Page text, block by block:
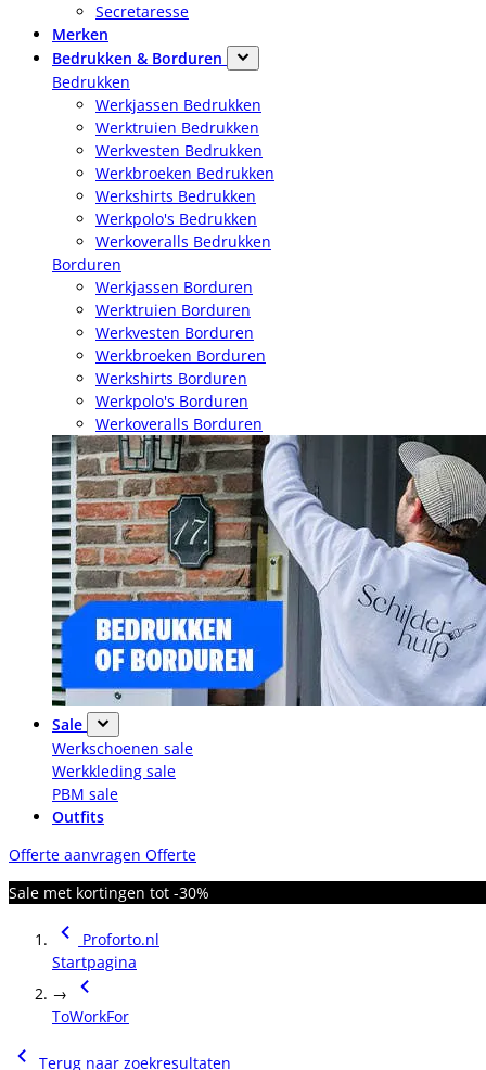
Secretaresse
Merken
Bedrukken & Borduren
Bedrukken
Werkjassen Bedrukken
Werktruien Bedrukken
Werkvesten Bedrukken
Werkbroeken Bedrukken
Werkshirts Bedrukken
Werkpolo's Bedrukken
Werkoveralls Bedrukken
Borduren
Werkjassen Borduren
Werktruien Borduren
Werkvesten Borduren
Werkbroeken Borduren
Werkshirts Borduren
Werkpolo's Borduren
Werkoveralls Borduren
Sale
Werkschoenen sale
Werkkleding sale
PBM sale
Outfits
Offerte aanvragen Offerte
Sale met kortingen tot -30%
Proforto.nl
Startpagina
→
ToWorkFor
Terug naar zoekresultaten